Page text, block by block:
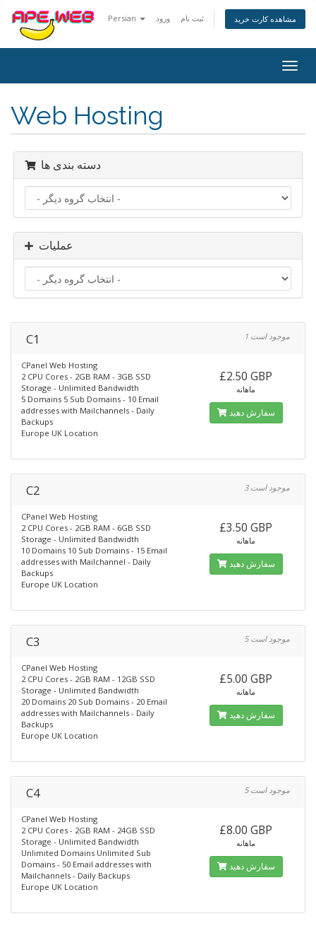
Persian ورود ثبت نام مشاهده کارت خرید
تغییر
Web Hosting
دسته بندی ها
عملیات
C1 1 موجود است
CPanel Web Hosting
2 CPU Cores - 2GB RAM - 3GB SSD
Storage - Unlimited Bandwidth
5 Domains 5 Sub Domains - 10 Email
addresses with Mailchannels - Daily
Backups
Europe UK Location
£2.50 GBP
ماهانه
سفارش دهید
C2 3 موجود است
CPanel Web Hosting
2 CPU Cores - 2GB RAM - 6GB SSD
Storage - Unlimited Bandwidth
10 Domains 10 Sub Domains - 15 Email
addresses with Mailchannel - Daily
Backups
Europe UK Location
£3.50 GBP
ماهانه
سفارش دهید
C3 5 موجود است
CPanel Web Hosting
2 CPU Cores - 2GB RAM - 12GB SSD
Storage - Unlimited Bandwidth
20 Domains 20 Sub Domains - 20 Email
addresses with Mailchannels - Daily
Backups
Europe UK Location
£5.00 GBP
ماهانه
سفارش دهید
C4 5 موجود است
CPanel Web Hosting
2 CPU Cores - 2GB RAM - 24GB SSD
Storage - Unlimited Bandwidth
Unlimited Domains Unlimited Sub
Domains - 50 Email addresses with
Mailchannels - Daily Backups
Europe UK Location
£8.00 GBP
ماهانه
سفارش دهید